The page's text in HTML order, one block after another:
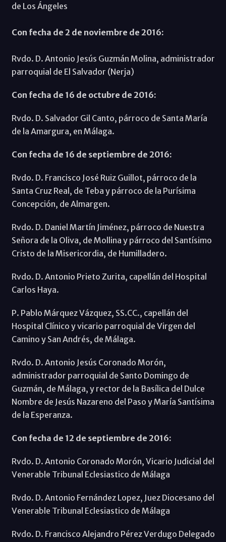
de Los Ángeles
Con fecha de 2 de noviembre de 2016:
Rvdo. D. Antonio Jesús Guzmán Molina, administrador
parroquial de El Salvador (Nerja)
Con fecha de 16 de octubre de 2016:
Rvdo. D. Salvador Gil Canto, párroco de Santa María
de la Amargura, en Málaga.
Con fecha de 16 de septiembre de 2016:
Rvdo. D. Francisco José Ruiz Guillot, párroco de la
Santa Cruz Real, de Teba y párroco de la Purísima
Concepción, de Almargen.
Rvdo. D. Daniel Martín Jiménez, párroco de Nuestra
Señora de la Oliva, de Mollina y párroco del Santísimo
Cristo de la Misericordia, de Humilladero.
Rvdo. D. Antonio Prieto Zurita, capellán del Hospital
Carlos Haya.
P. Pablo Márquez Vázquez, SS.CC., capellán del
Hospital Clínico y vicario parroquial de Virgen del
Camino y San Andrés, de Málaga.
Rvdo. D. Antonio Jesús Coronado Morón,
administrador parroquial de Santo Domingo de
Guzmán, de Málaga, y rector de la Basílica del Dulce
Nombre de Jesús Nazareno del Paso y María Santísima
de la Esperanza.
Con fecha de 12 de septiembre de 2016:
Rvdo. D. Antonio Coronado Morón, Vicario Judicial del
Venerable Tribunal Eclesiastico de Málaga
Rvdo. D. Antonio Fernández Lopez, Juez Diocesano del
Venerable Tribunal Eclesiastico de Málaga
Rvdo. D. Francisco Alejandro Pérez Verdugo Delegado